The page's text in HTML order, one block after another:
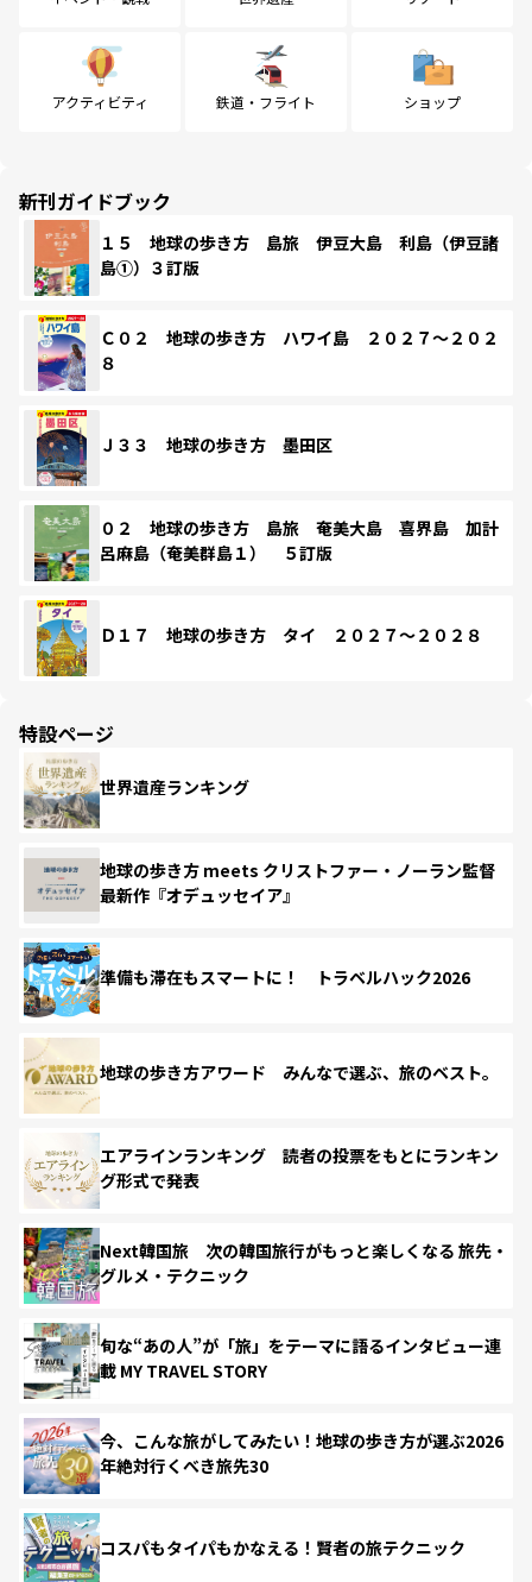
アクティビティ 鉄道・フライト ショップ
新刊ガイドブック
１５ 地球の歩き方 島旅 伊豆大島 利島（伊豆諸
島①）３訂版
Ｃ０２ 地球の歩き方 ハワイ島 ２０２７～２０２
８
Ｊ３３ 地球の歩き方 墨田区
０２ 地球の歩き方 島旅 奄美大島 喜界島 加計
呂麻島（奄美群島１） ５訂版
Ｄ１７ 地球の歩き方 タイ ２０２７～２０２８
特設ページ
世界遺産ランキング
地球の歩き方 meets クリストファー・ノーラン監督
最新作『オデュッセイア』
準備も滞在もスマートに！ トラベルハック2026
地球の歩き方アワード みんなで選ぶ、旅のベスト。
エアラインランキング 読者の投票をもとにランキン
グ形式で発表
Next韓国旅 次の韓国旅行がもっと楽しくなる 旅先・
グルメ・テクニック
旬な“あの人”が「旅」をテーマに語るインタビュー連
載 MY TRAVEL STORY
今、こんな旅がしてみたい！地球の歩き方が選ぶ2026
年絶対行くべき旅先30
コスパもタイパもかなえる！賢者の旅テクニック